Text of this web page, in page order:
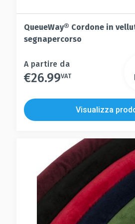
QueueWay® Cordone in
segnapercorso
Questo
prodotto
più
varianti.
Le
scelte
nella
pagina
prodotto
A partire da
€26.99VAT
Questo
più
essere
Visualizza